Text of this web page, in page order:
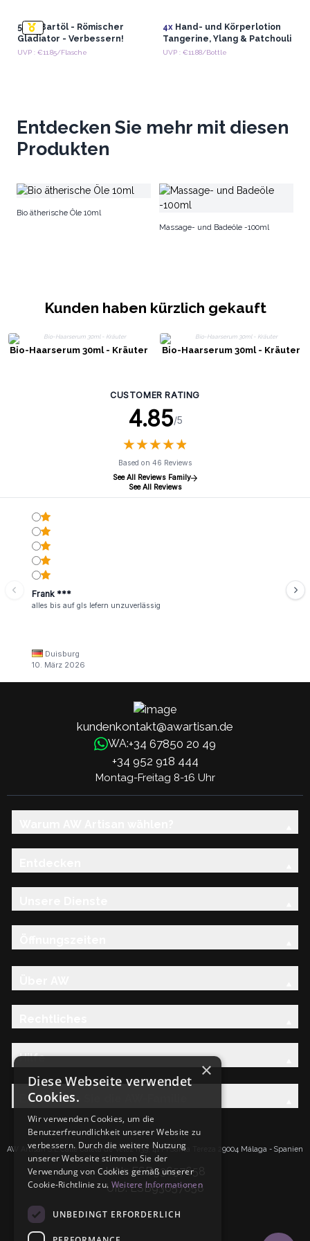
50ml Bartöl - Römischer
Gladiator - Verbessern!
UVP : €11.85/Flasche
4xHand- und Körperlotion
Tangerine, Ylang & Patchouli
UVP : €11.88/Bottle
Entdecken Sie mehr mit diesen
Produkten
Bio ätherische Öle 10ml
Massage- und Badeöle -100ml
Kunden haben kürzlich gekauft
Bio-Haarserum 30ml - Kräuter Bio-Haarserum 30ml - Kräuter
CUSTOMER RATING
4.85/5
★★★★★
★★★★★
Based on 46 Reviews
See All Reviews Family
See All Reviews
Frank ***
alles bis auf gls lefern unzuverlässig
Duisburg
10. März 2026
kundenkontakt@awartisan.de
WA:+34 67850 20 49
+34 952 918 444
Montag-Freitag 8-16 Uhr
Hilfe
Entdecken Sie die AW-Familie
AW Artisan S.L.Calle Caleta de Velez n39, 41 PI Santa Tereza 29004 Málaga - Spanien
IdNr: ESB93657658
UID: ESB93657658
×
Diese Webseite verwendet
Cookies.
Wir verwenden Cookies, um die
Benutzerfreundlichkeit unserer Website zu
verbessern. Durch die weitere Nutzung
unserer Webseite stimmen Sie der
Verwendung von Cookies gemäß unserer
Cookie-Richtlinie zu. Weitere Informationen
UNBEDINGT ERFORDERLICH